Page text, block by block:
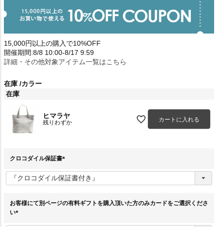
15,000円以上の購入で10%OFF
開催期間:8/8 10:00-8/17 9:59
詳細・その他対象アイテム一覧はこちら
在庫 カラー
在庫
ヒマラヤ
残りわずか カートに入れる
クロコダイル保証書
必
須
お客様にて別ページの有料ギフトを購入頂いた方のみカードをご選択くださ
い